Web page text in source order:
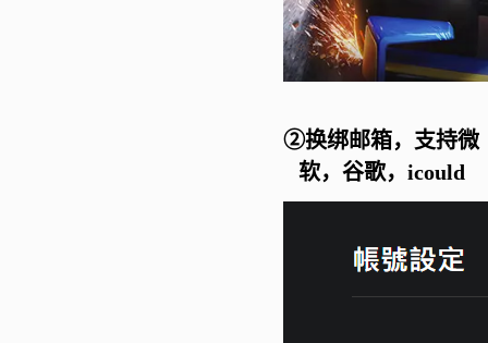
②换绑邮箱，支持微
软，谷歌，icould